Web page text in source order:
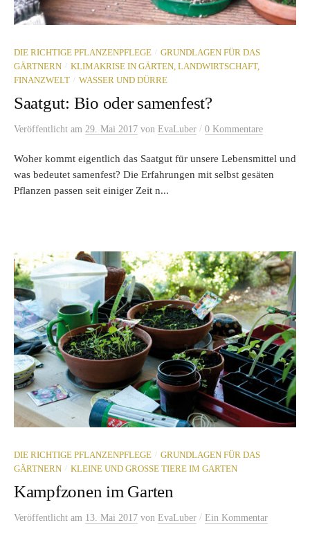
DIE RICHTIGE PFLANZENPFLEGE / GRUNDLAGEN FÜR DAS
GÄRTNERN / KLIMAKRISE IN GÄRTEN, LANDWIRTSCHAFT,
FINANZWELT / WASSER UND DÜRRE
Saatgut: Bio oder samenfest?
Veröffentlicht am 29. Mai 2017 von EvaLuber / 0 Kommentare
Woher kommt eigentlich das Saatgut für unsere Lebensmittel und
was bedeutet samenfest? Die Erfahrungen mit selbst gesäten
Pflanzen passen seit einiger Zeit n...
DIE RICHTIGE PFLANZENPFLEGE / GRUNDLAGEN FÜR DAS
GÄRTNERN / KLEINE UND GROSSE TIERE IM GARTEN
Kampfzonen im Garten
Veröffentlicht am 13. Mai 2017 von EvaLuber / Ein Kommentar